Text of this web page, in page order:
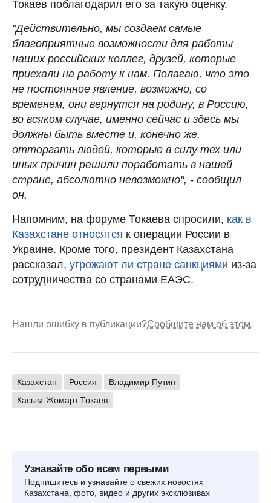
Токаев поблагодарил его за такую оценку.
"Действительно, мы создаем самые
благоприятные возможности для работы
наших российских коллег, друзей, которые
приехали на работу к нам. Полагаю, что это
не постоянное явление, возможно, со
временем, они вернутся на родину, в Россию,
во всяком случае, именно сейчас и здесь мы
должны быть вместе и, конечно же,
отторгать людей, которые в силу тех или
иных причин решили поработать в нашей
стране, абсолютно невозможно", - сообщил
он.
Напомним, на форуме Токаева спросили, как в
Казахстане относятся к операции России в
Украине. Кроме того, президент Казахстана
рассказал, угрожают ли стране санкциями из-за
сотрудничества со странами ЕАЭС.
Нашли ошибку в публикации?Сообщите нам об этом.
Казахстан Россия
Владимир Путин
Касым-Жомарт Токаев
Узнавайте обо всем первыми
Подпишитесь и узнавайте о свежих новостях
Казахстана, фото, видео и других эксклюзивах